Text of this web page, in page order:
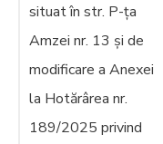
situat în str. P-ța
Amzei nr. 13 și de
modificare a Anexei
la Hotărârea nr.
189/2025 privind